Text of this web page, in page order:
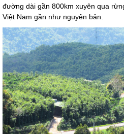
đường dài gần 800km xuyên qua
Việt Nam gần như nguyên bản.